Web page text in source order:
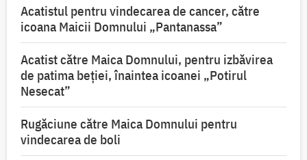
Acatistul pentru vindecarea de cancer, către
icoana Maicii Domnului „Pantanassa”
Acatist către Maica Domnului, pentru izbăvirea
de patima beției, înaintea icoanei „Potirul
Nesecat”
Rugăciune către Maica Domnului pentru
vindecarea de boli